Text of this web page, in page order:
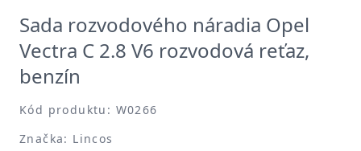
Sada rozvodového náradia Opel
Vectra C 2.8 V6 rozvodová reťaz,
benzín
Kód produktu: W0266
Značka: Lincos